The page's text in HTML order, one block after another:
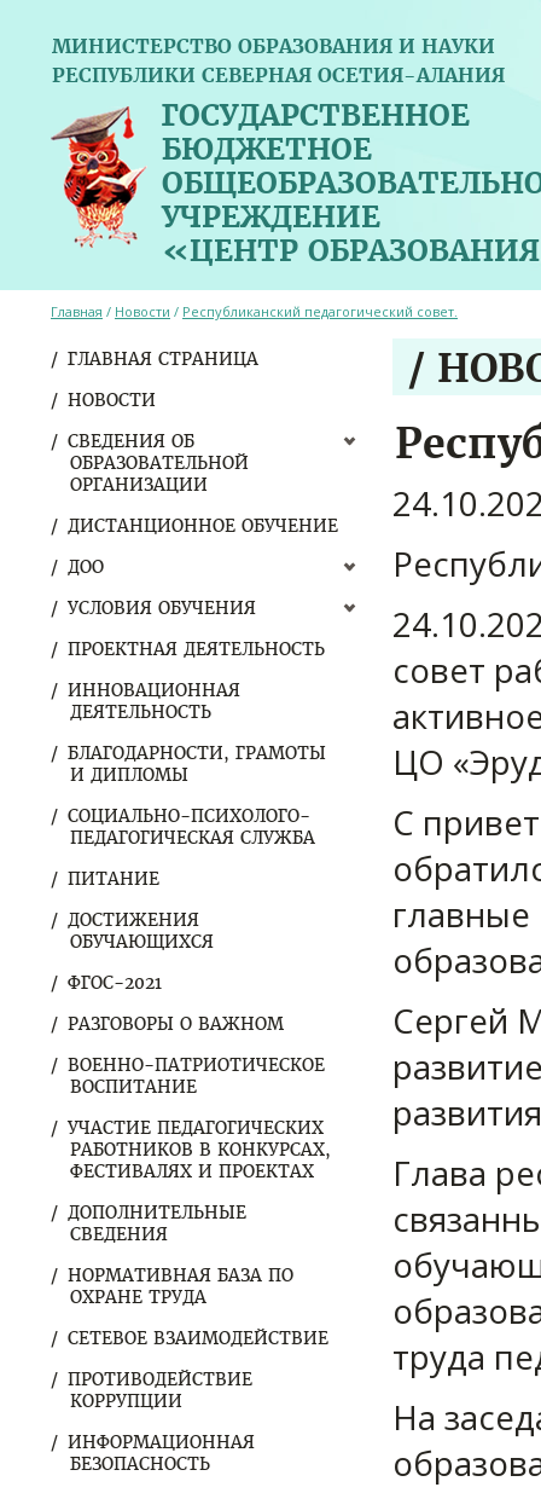
МИНИСТЕРСТВО ОБРАЗОВАНИЯ И НАУКИ
РЕСПУБЛИКИ СЕВЕРНАЯ ОСЕТИЯ-АЛАНИЯ
ГОСУДАРСТВЕННОЕ
БЮДЖЕТНОЕ
УЧРЕЖДЕНИЕ
«ЦЕНТР
ГЛАВНАЯ СТРАНИЦА
НОВОСТИ
СВЕДЕНИЯ ОБ
ОБРАЗОВАТЕЛЬНОЙ
ОРГАНИЗАЦИИ
ДИСТАНЦИОННОЕ ОБУЧЕНИЕ
ДОО
УСЛОВИЯ ОБУЧЕНИЯ
ПРОЕКТНАЯ ДЕЯТЕЛЬНОСТЬ
ИННОВАЦИОННАЯ
ДЕЯТЕЛЬНОСТЬ
БЛАГОДАРНОСТИ, ГРАМОТЫ
И ДИПЛОМЫ
СОЦИАЛЬНО-ПСИХОЛОГО-
ПЕДАГОГИЧЕСКАЯ СЛУЖБА
ПИТАНИЕ
ДОСТИЖЕНИЯ
ОБУЧАЮЩИХСЯ
ФГОС-2021
РАЗГОВОРЫ О ВАЖНОМ
ВОЕННО-ПАТРИОТИЧЕСКОЕ
ВОСПИТАНИЕ
УЧАСТИЕ ПЕДАГОГИЧЕСКИХ
РАБОТНИКОВ В КОНКУРСАХ,
ФЕСТИВАЛЯХ И ПРОЕКТАХ
ДОПОЛНИТЕЛЬНЫЕ
СВЕДЕНИЯ
НОРМАТИВНАЯ БАЗА ПО
ОХРАНЕ ТРУДА
СЕТЕВОЕ ВЗАИМОДЕЙСТВИЕ
ПРОТИВОДЕЙСТВИЕ
КОРРУПЦИИ
ИНФОРМАЦИОННАЯ
БЕЗОПАСНОСТЬ
Главная / Новости / Республиканский педагогический совет.
/
совет
ЦО
С
Сергей
Глава
труда
На